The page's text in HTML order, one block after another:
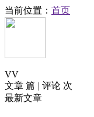
当前位置： 首页
VV
文章 篇 | 评论 次
最新文章